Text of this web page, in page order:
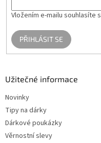
Vložením e-mailu souhlasíte s
PŘIHLÁSIT SE
Užitečné informace
Novinky
Tipy na dárky
Dárkové poukázky
Věrnostní slevy